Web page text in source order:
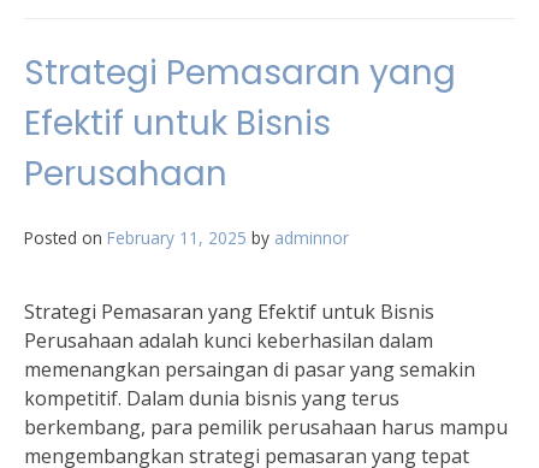
Strategi Pemasaran yang
Efektif untuk Bisnis
Perusahaan
Posted on February 11, 2025 by adminnor
Strategi Pemasaran yang Efektif untuk Bisnis
Perusahaan adalah kunci keberhasilan dalam
memenangkan persaingan di pasar yang semakin
kompetitif. Dalam dunia bisnis yang terus
berkembang, para pemilik perusahaan harus mampu
mengembangkan strategi pemasaran yang tepat